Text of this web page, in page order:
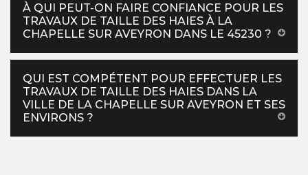
À QUI PEUT-ON FAIRE CONFIANCE POUR LES
TRAVAUX DE TAILLE DES HAIES À LA
CHAPELLE SUR AVEYRON DANS LE 45230 ?
QUI EST COMPÉTENT POUR EFFECTUER LES
TRAVAUX DE TAILLE DES HAIES DANS LA
VILLE DE LA CHAPELLE SUR AVEYRON ET SES
ENVIRONS ?